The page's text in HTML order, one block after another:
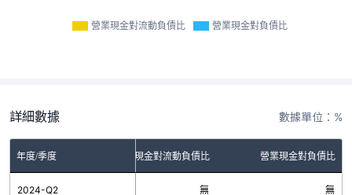
營業現金對流動負債比 營業現金對負債比
詳細數據 數據單位：%
年度/季度 營業現金對流動負債比 營業現金對負債比
2024-Q2 無 無